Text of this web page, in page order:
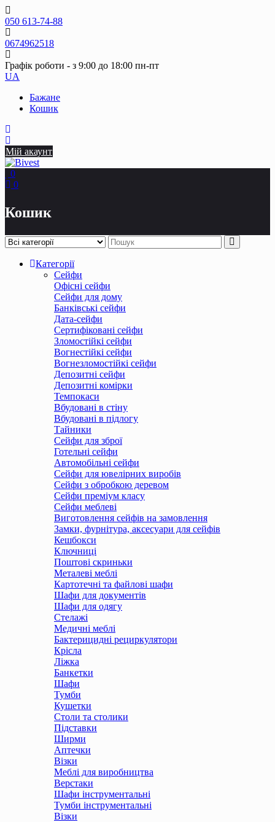
Skip
to
content
050 613-74-88
0674962518
Графік роботи - з 9:00 до 18:00 пн-пт
UA
Бажане
Кошик
Мій акаунт
0
0
Кошик
Категорії
Сейфи
Офісні сейфи
Сейфи для дому
Банківські сейфи
Дата-сейфи
Сертифіковані сейфи
Зломостійкі сейфи
Вогнестійкі сейфи
Вогнезломостійкі сейфи
Депозитні сейфи
Депозитні комірки
Темпокаси
Вбудовані в стіну
Вбудовані в підлогу
Тайники
Сейфи для зброї
Готельні сейфи
Автомобільні сейфи
Сейфи для ювелірних виробів
Сейфи з обробкою деревом
Сейфи преміум класу
Сейфи меблеві
Виготовлення сейфів на замовлення
Замки, фурнітура, аксесуари для сейфів
Кешбокси
Ключниці
Поштові скриньки
Металеві меблі
Картотечні та файлові шафи
Шафи для документів
Шафи для одягу
Стелажі
Медичні меблі
Бактерицидні рециркулятори
Крісла
Ліжка
Банкетки
Шафи
Тумби
Кушетки
Столи та столики
Підставки
Ширми
Аптечки
Візки
Меблі для виробництва
Верстаки
Шафи інструментальні
Тумби інструментальні
Візки